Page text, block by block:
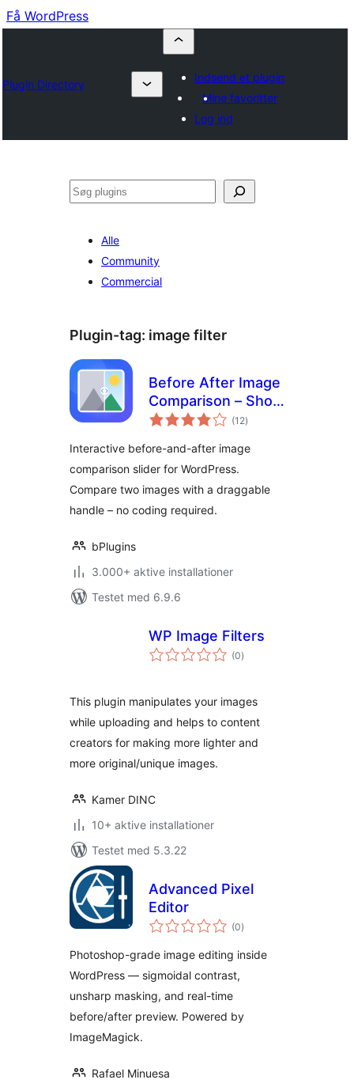
Få WordPress
Plugin Directory
Indsend et plugin
Mine favoritter
Log ind
Søg
Alle
Community
Commercial
Plugin-tag: image filter
Before After Image
Comparison – Show
Transformations at
(12totale
bedømmelser
)
Interactive before-and-after image
comparison slider for WordPress.
Compare two images with a draggable
handle – no coding required.
bPlugins
3.000+ aktive installationer
Testet med 6.9.6
WP Image Filters
(0totale
bedømmelser
)
This plugin manipulates your images
while uploading and helps to content
creators for making more lighter and
more original/unique images.
Kamer DINC
10+ aktive installationer
Testet med 5.3.22
Advanced Pixel
Editor
(0totale
bedømmelser
)
Photoshop-grade image editing inside
WordPress — sigmoidal contrast,
unsharp masking, and real-time
before/after preview. Powered by
ImageMagick.
Rafael Minuesa